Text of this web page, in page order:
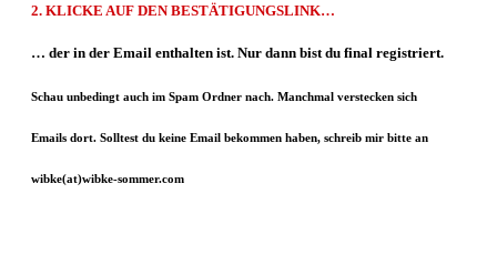
2. KLICKE AUF DENBESTÄTIGUNGSLINK…
… der in der Email enthalten ist. Nur dann bist du final registriert.
Schau unbedingt auch im Spam Ordner nach. Manchmal verstecken sich
Emails dort. Solltest du keine Email bekommen haben, schreib mir bitte an
wibke(at)wibke-sommer.com